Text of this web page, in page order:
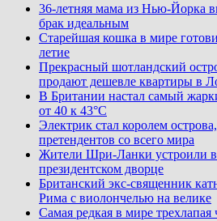
36-летняя мама из Нью-Йорка
брак идеальным
Старейшая кошка в мире
летие
Прекрасный шотландский
продают дешевле квартиры в
В Британии настал самый
от 40 к 43°C
Электрик стал королем
претендентов со всего мира
Жители Шри-Ланки устроили
президентском дворце
Британский экс-священник
Рима с виолончелью на велике
Самая редкая в мире трехлапая